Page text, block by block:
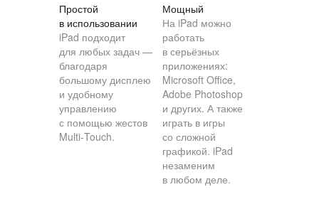
Простой
в использовании
iPad подходит
для любых задач —
благодаря
большому дисплею
и удобному
управлению
с помощью жестов
Multi‑Touch.
Мощный
На iPad можно
работать
в серьёзных
приложениях:
Microsoft Office,
Adobe Photoshop
и других. А также
играть в игры
со сложной
графикой. iPad
незаменим
в любом деле.